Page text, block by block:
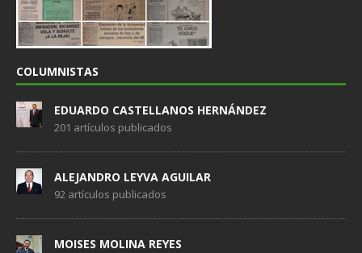
COLUMNISTAS
EDUARDO CASTELLANOS HERNÁNDEZ
201 artículos publicados
ALEJANDRO LEYVA AGUILAR
92 artículos publicados
MOISES MOLINA REYES